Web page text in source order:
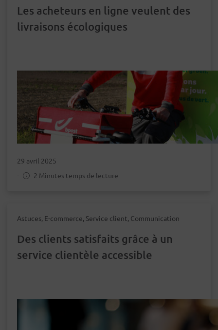
Les acheteurs en ligne veulent des
livraisons écologiques
29 avril 2025
-
2 Minutes temps de lecture
Astuces, E-commerce, Service client, Communication
Des clients satisfaits grâce à un
service clientèle accessible